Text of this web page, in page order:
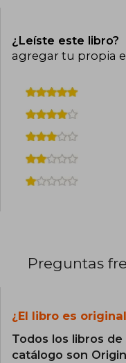
¿Leíste este libro?
agregar tu propia
Preguntas
¿El libro es
Todos los libros
catálogo son